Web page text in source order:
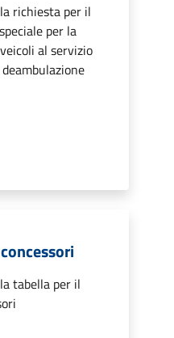
richiesta per il
per la
al servizio
tabella per il